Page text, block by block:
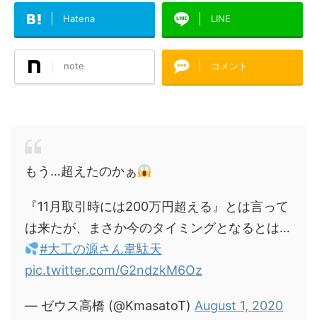
Hatena LINE
note コメント
もう…超えたのかぁ
『11月取引時には200万円超える』とは言って
は来たが、まさか今のタイミングとなるとは…
#大工の源さん韋駄天
pic.twitter.com/G2ndzkM6Oz
— ゼウス高橋 (@KmasatoT) August 1, 2020